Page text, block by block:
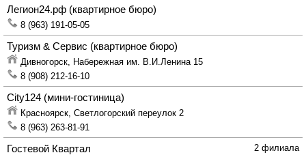
Легион24.рф (квартирное бюро)
8 (963) 191-05-05
Туризм & Сервис (квартирное бюро)
Дивногорск, Набережная им. В.И.Ленина 15
8 (908) 212-16-10
City124 (мини-гостиница)
Красноярск, Светлогорский переулок 2
8 (963) 263-81-91
2 филиала
Гостевой Квартал